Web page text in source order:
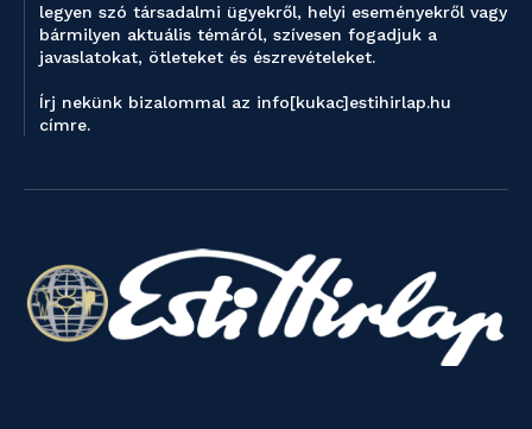
legyen szó társadalmi ügyekről, helyi eseményekről vagy
bármilyen aktuális témáról, szívesen fogadjuk a
javaslatokat, ötleteket és észrevételeket.
Írj nekünk bizalommal az info[kukac]estihirlap.hu
címre.